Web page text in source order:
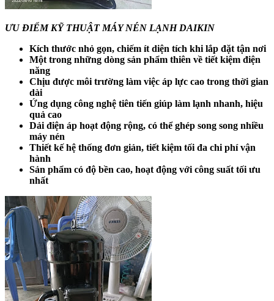
ƯU ĐIỂM KỸ THUẬT MÁY NÉN LẠNH DAIKIN
Kích thước nhỏ gọn, chiếm ít diện tích khi lắp đặt tận nơi
Một trong những dòng sản phẩm thiên về tiết kiệm điện
năng
Chịu được môi trường làm việc áp lực cao trong thời gian
dài
Ứng dụng công nghệ tiên tiến giúp làm lạnh nhanh, hiệu
quả cao
Dải điện áp hoạt động rộng, có thể ghép song song nhiều
máy nén
Thiết kế hệ thống đơn giản, tiết kiệm tối đa chi phí vận
hành
Sản phẩm có độ bền cao, hoạt động với công suất tối ưu
nhất